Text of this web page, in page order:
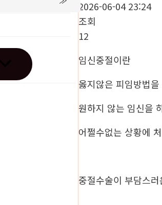
2026-06-04 23:24
조회
12
임신중절이란
옳지않은 피임방법
원하지 않는 임신을
어쩔수없는 상황에
중절수술이 부담스